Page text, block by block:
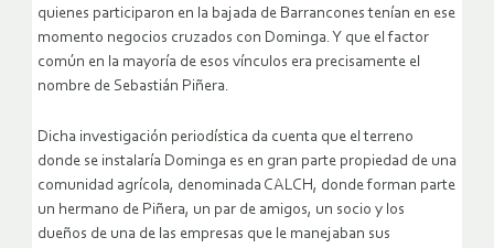
quienes participaron en la bajada de Barrancones tenían en ese
momento negocios cruzados con Dominga. Y que el factor
común en la mayoría de esos vínculos era precisamente el
nombre de Sebastián Piñera.
Dicha investigación periodística da cuenta que el terreno
donde se instalaría Dominga es en gran parte propiedad de una
comunidad agrícola, denominada CALCH, donde forman parte
un hermano de Piñera, un par de amigos, un socio y los
dueños de una de las empresas que le manejaban sus